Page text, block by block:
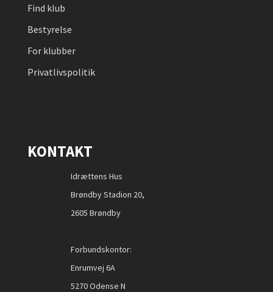
Find klub
Bestyrelse
For klubber
Privatlivspolitik
KONTAKT
Idrættens Hus
Brøndby Stadion 20,
2605 Brøndby
Forbundskontor:
Enrumvej 6A
5270 Odense N